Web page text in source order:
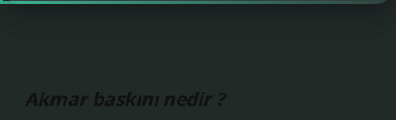
Akmar baskını nedir ?